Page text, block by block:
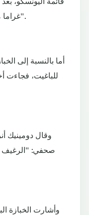
غراما من السحر والاتقان في حياتنا اليومية".
أما بالنسبة إلى
للباغيت، فجاءت
وقال دومينيك
صحفي: "الرغيف
وأشارت الخبازة